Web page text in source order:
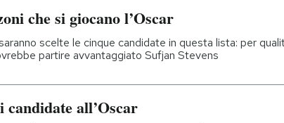
che si giocano l’Oscar
scelte le cinque candidate in questa lista: per
partire avvantaggiato Sufjan Stevens
candidate all’Oscar